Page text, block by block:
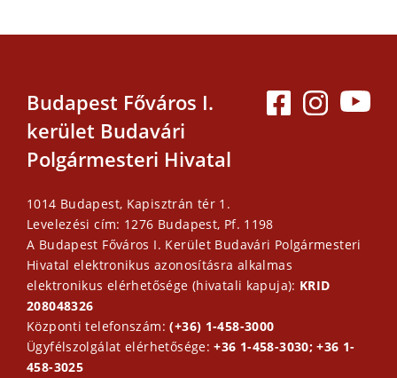
Budapest Főváros I.
kerület Budavári
Polgármesteri Hivatal
1014 Budapest, Kapisztrán tér 1.
Levelezési cím: 1276 Budapest, Pf. 1198
A Budapest Főváros I. Kerület Budavári Polgármesteri
Hivatal elektronikus azonosításra alkalmas
elektronikus elérhetősége (hivatali kapuja): KRID
208048326
Központi telefonszám:(+36) 1-458-3000
Ügyfélszolgálat elérhetősége:+36 1-458-3030; +36 1-
458-3025